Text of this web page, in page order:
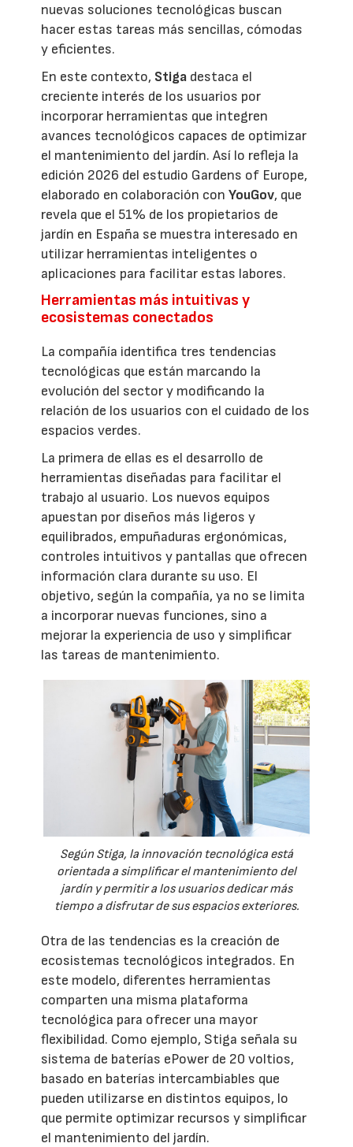
nuevas soluciones tecnológicas buscan
hacer estas tareas más sencillas, cómodas
y eficientes.
En este contexto, Stiga destaca el
creciente interés de los usuarios por
incorporar herramientas que integren
avances tecnológicos capaces de optimizar
el mantenimiento del jardín. Así lo refleja la
edición 2026 del estudio Gardens of Europe,
elaborado en colaboración conYouGov, que
revela que el 51% de los propietarios de
jardín en España se muestra interesado en
utilizar herramientas inteligentes o
aplicaciones para facilitar estas labores.
Herramientas más intuitivas y
ecosistemas conectados
La compañía identifica tres tendencias
tecnológicas que están marcando la
evolución del sector y modificando la
relación de los usuarios con el cuidado de los
espacios verdes.
La primera de ellas es el desarrollo de
herramientas diseñadas para facilitar el
trabajo al usuario. Los nuevos equipos
apuestan por diseños más ligeros y
equilibrados, empuñaduras ergonómicas,
controles intuitivos y pantallas que ofrecen
información clara durante su uso. El
objetivo, según la compañía, ya no se limita
a incorporar nuevas funciones, sino a
mejorar la experiencia de uso y simplificar
las tareas de mantenimiento.
Según Stiga, la innovación tecnológica está
orientada a simplificar el mantenimiento del
jardín y permitir a los usuarios dedicar más
tiempo a disfrutar de sus espacios exteriores.
Otra de las tendencias es la creación de
ecosistemas tecnológicos integrados. En
este modelo, diferentes herramientas
comparten una misma plataforma
tecnológica para ofrecer una mayor
flexibilidad. Como ejemplo, Stiga señala su
sistema de baterías ePower de 20 voltios,
basado en baterías intercambiables que
pueden utilizarse en distintos equipos, lo
que permite optimizar recursos y simplificar
el mantenimiento del jardín.